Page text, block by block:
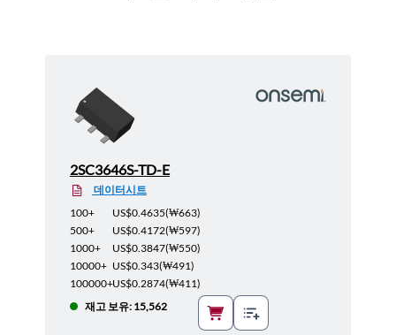
2SC3646S-TD-E
데이터시트
100+
US$0.4635(₩663)
500+
US$0.4172(₩597)
1000+
US$0.3847(₩550)
10000+ US$0.343(₩491)
100000+US$0.2874(₩411)
재고 보유: 15,562